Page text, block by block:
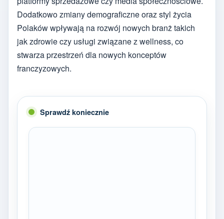
Dodatkowo zmiany demograficzne oraz styl życia
Polaków wpływają na rozwój nowych branż takich
jak zdrowie czy usługi związane z wellness, co
stwarza przestrzeń dla nowych konceptów
franczyzowych.
Sprawdź koniecznie